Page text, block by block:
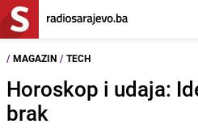
/ MAGAZIN / TECH
Horoskop i udaja:
brak